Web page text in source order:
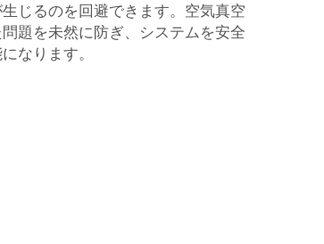
じるのを回避できます。空気真空
題を未然に防ぎ、システムを安全
なります。